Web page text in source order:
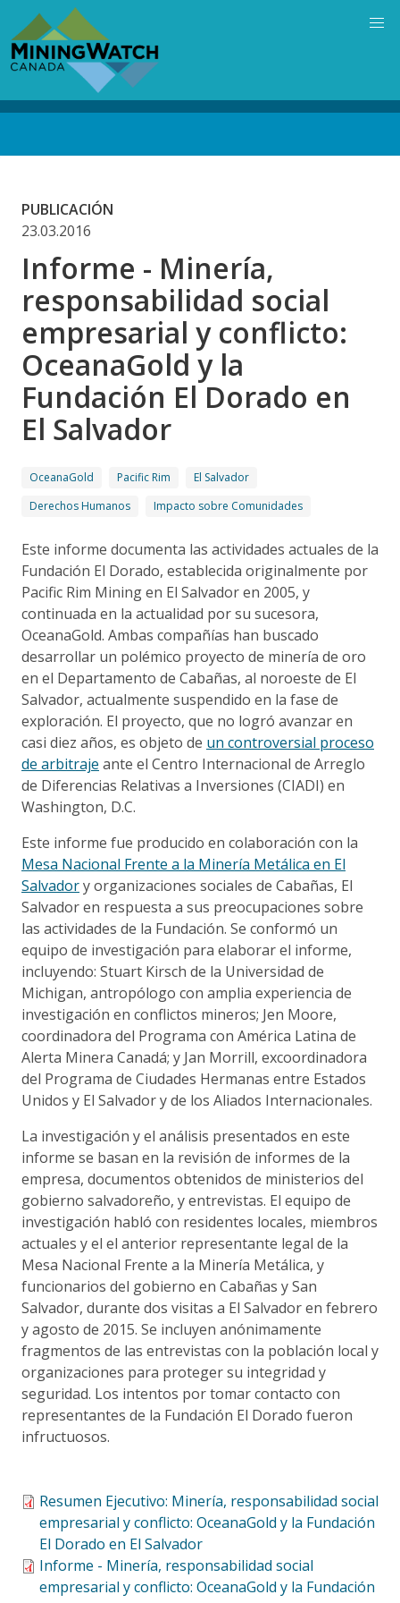
main
content
PUBLICACIÓN
23.03.2016
Informe - Minería,
responsabilidad social
empresarial y conflicto:
OceanaGold y la
Fundación El Dorado en
El Salvador
OceanaGold Pacific Rim
El Salvador
Derechos Humanos
Impacto sobre Comunidades
Este informe documenta las actividades actuales de la
Fundación El Dorado, establecida originalmente por
Pacific Rim Mining en El Salvador en 2005, y
continuada en la actualidad por su sucesora,
OceanaGold. Ambas compañías han buscado
desarrollar un polémico proyecto de minería de oro
en el Departamento de Cabañas, al noroeste de El
Salvador, actualmente suspendido en la fase de
exploración. El proyecto, que no logró avanzar en
casi diez años, es objeto de un controversial proceso
de arbitraje ante el Centro Internacional de Arreglo
de Diferencias Relativas a Inversiones (CIADI) en
Washington, D.C.
Este informe fue producido en colaboración con la
Mesa Nacional Frente a la Minería Metálica en El
Salvadory organizaciones sociales de Cabañas, El
Salvador en respuesta a sus preocupaciones sobre
las actividades de la Fundación. Se conformó un
equipo de investigación para elaborar el informe,
incluyendo: Stuart Kirsch de la Universidad de
Michigan, antropólogo con amplia experiencia de
investigación en conflictos mineros; Jen Moore,
coordinadora del Programa con América Latina de
Alerta Minera Canadá; y Jan Morrill, excoordinadora
del Programa de Ciudades Hermanas entre Estados
Unidos y El Salvador y de los Aliados Internacionales.
La investigación y el análisis presentados en este
informe se basan en la revisión de informes de la
empresa, documentos obtenidos de ministerios del
gobierno salvadoreño, y entrevistas. El equipo de
investigación habló con residentes locales, miembros
actuales y el el anterior representante legal de la
Mesa Nacional Frente a la Minería Metálica, y
funcionarios del gobierno en Cabañas y San
Salvador, durante dos visitas a El Salvador en febrero
y agosto de 2015. Se incluyen anónimamente
fragmentos de las entrevistas con la población local y
organizaciones para proteger su integridad y
seguridad. Los intentos por tomar contacto con
representantes de la Fundación El Dorado fueron
infructuosos.
Resumen Ejecutivo: Minería, responsabilidad social
empresarial y conflicto: OceanaGold y la Fundación
El Dorado en El Salvador
Informe - Minería, responsabilidad social
empresarial y conflicto: OceanaGold y la Fundación